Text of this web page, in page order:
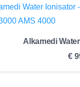
Alkamedi
€